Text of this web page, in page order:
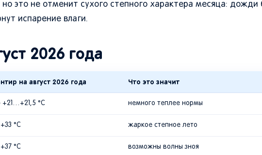
это не отменит сухого степного характера месяца: дожди
испарение влаги.
2026 года
на август 2026 года Что это значит
+21…+21,5 °C немного теплее нормы
°C жаркое степное лето
°C возможны волны зноя